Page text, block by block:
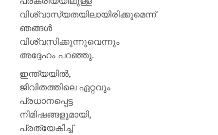
വിശ്വാസ്യതയിലായിരിക്കുമെന്ന്
ഞങ്ങൾ
വിശ്വസിക്കുന്നുവെന്നും
അദ്ദേഹം പറഞ്ഞു.
ഇന്ത്യയിൽ,
ജീവിതത്തിലെ ഏറ്റവും
പ്രധാനപ്പെട്ട
നിമിഷങ്ങളുമായി,
പ്രത്യേകിച്ച്